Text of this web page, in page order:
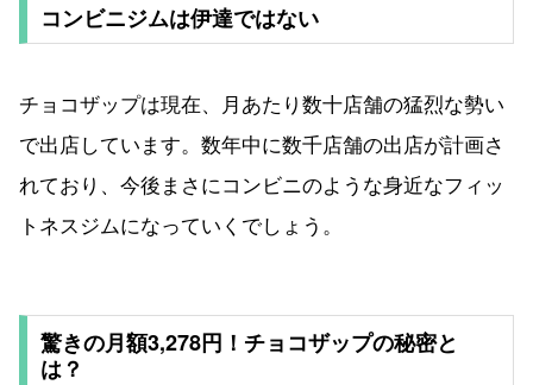
コンビニジムは伊達ではない
チョコザップは現在、月あたり数十店舗の猛烈な勢い
で出店しています。数年中に数千店舗の出店が計画さ
れており、今後まさにコンビニのような身近なフィッ
トネスジムになっていくでしょう。
驚きの月額3,278円！チョコザップの秘密と
は？